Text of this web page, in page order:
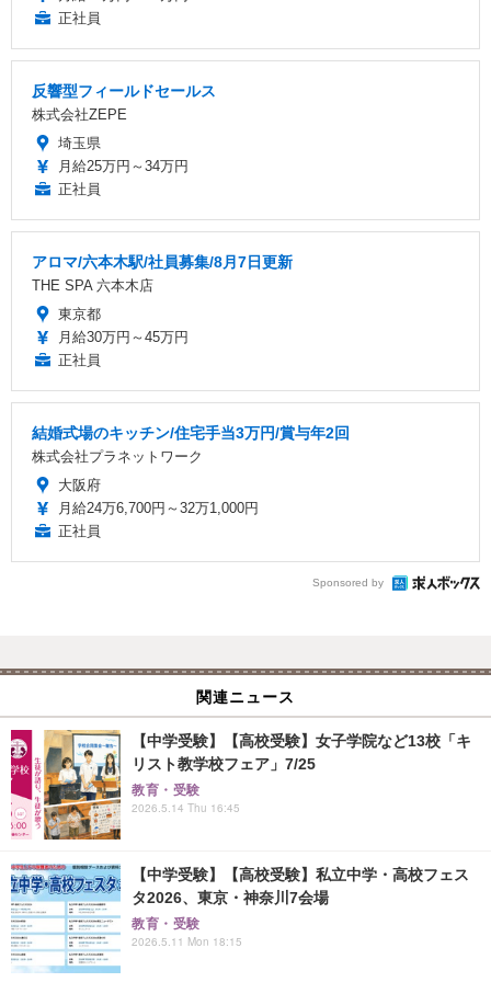
正社員
反響型フィールドセールス
株式会社ZEPE
埼玉県
月給25万円～34万円
正社員
アロマ/六本木駅/社員募集/8月7日更新
THE SPA 六本木店
東京都
月給30万円～45万円
正社員
結婚式場のキッチン/住宅手当3万円/賞与年2回
株式会社プラネットワーク
大阪府
月給24万6,700円～32万1,000円
正社員
Sponsored by
関連ニュース
【中学受験】【高校受験】女子学院など13校「キ
リスト教学校フェア」7/25
教育・受験
2026.5.14 Thu 16:45
【中学受験】【高校受験】私立中学・高校フェス
タ2026、東京・神奈川7会場
教育・受験
2026.5.11 Mon 18:15